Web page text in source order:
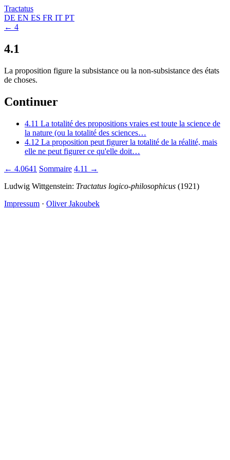
Tractatus
DE EN ES FR IT PT
← 4
4.1
La proposition figure la subsistance ou la non-subsistance des états
de choses.
Continuer
4.11 La totalité des propositions vraies est toute la science de
la nature (ou la totalité des sciences…
4.12 La proposition peut figurer la totalité de la réalité, mais
elle ne peut figurer ce qu'elle doit…
← 4.0641 Sommaire 4.11 →
Ludwig Wittgenstein: Tractatus logico-philosophicus (1921)
Impressum · Oliver Jakoubek